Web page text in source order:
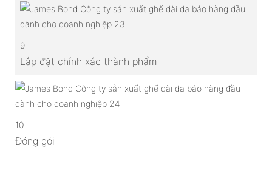
9
Lắp đặt chính xác thành phẩm
10
Đóng gói